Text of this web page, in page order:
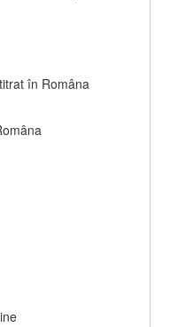
în Româna